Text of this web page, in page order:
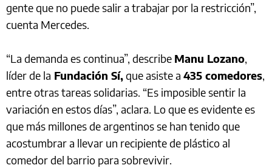
gente que no puede salir a trabajar por la restricción”,
cuenta Mercedes.
“La demanda es continua”, describe Manu Lozano,
líder de la Fundación Sí,que asiste a 435 comedores,
entre otras tareas solidarias. “Es imposible sentir la
variación en estos días”, aclara. Lo que es evidente es
que más millones de argentinos se han tenido que
acostumbrar a llevar un recipiente de plástico al
comedor del barrio para sobrevivir.